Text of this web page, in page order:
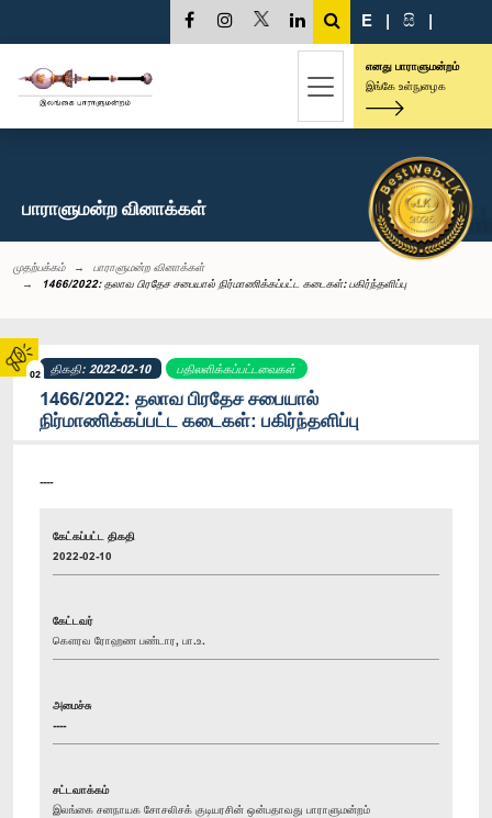
02
E | සි |
எனது பாராளுமன்றம்
இங்கே உள்நுழைக
பாராளுமன்ற வினாக்கள்
முதற்பக்கம்
பாராளுமன்ற வினாக்கள்
1466/2022: தலாவ பிரதேச சபையால் நிர்மாணிக்கப்பட்ட கடைகள்: பகிர்ந்தளிப்பு
திகதி: 2022-02-10 பதிலளிக்கப்பட்டவைகள்
1466/2022: தலாவ பிரதேச சபையால்
நிர்மாணிக்கப்பட்ட கடைகள்: பகிர்ந்தளிப்பு
----
கேட்கப்பட்ட திகதி
2022-02-10
கேட்டவர்
கௌரவ ரோஹண பண்டார, பா.உ.
அமைச்சு
----
சட்டவாக்கம்
இலங்கை சனநாயக சோசலிசக் குடியரசின் ஒன்பதாவது பாராளுமன்றம்